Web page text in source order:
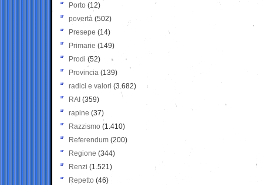
Porto (12)
povertà (502)
Presepe (14)
Primarie (149)
Prodi (52)
Provincia (139)
radici e valori (3.682)
RAI (359)
rapine (37)
Razzismo (1.410)
Referendum (200)
Regione (344)
Renzi (1.521)
Repetto (46)